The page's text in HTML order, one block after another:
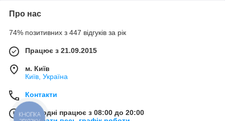
Про нас
74% позитивних з 447 відгуків за рік
Працює з 21.09.2015
м. Київ
Київ, Україна
Контакти
Сьогодні працює з 08:00 до 20:00
КНОПКА